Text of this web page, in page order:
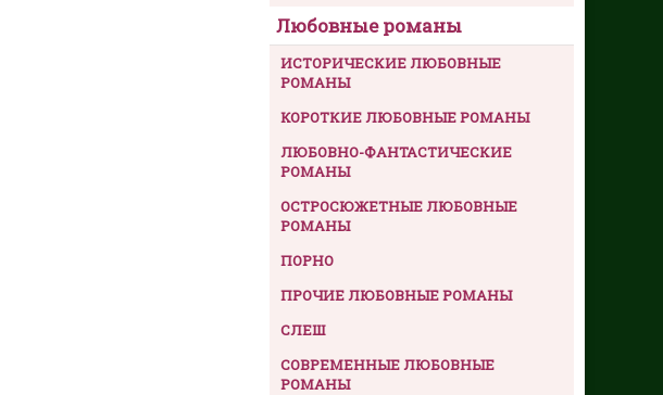
Любовные романы
ИСТОРИЧЕСКИЕ ЛЮБОВНЫЕ
РОМАНЫ
КОРОТКИЕ ЛЮБОВНЫЕ РОМАНЫ
ЛЮБОВНО-ФАНТАСТИЧЕСКИЕ
РОМАНЫ
ОСТРОСЮЖЕТНЫЕ ЛЮБОВНЫЕ
РОМАНЫ
ПОРНО
ПРОЧИЕ ЛЮБОВНЫЕ РОМАНЫ
СЛЕШ
СОВРЕМЕННЫЕ ЛЮБОВНЫЕ
РОМАНЫ